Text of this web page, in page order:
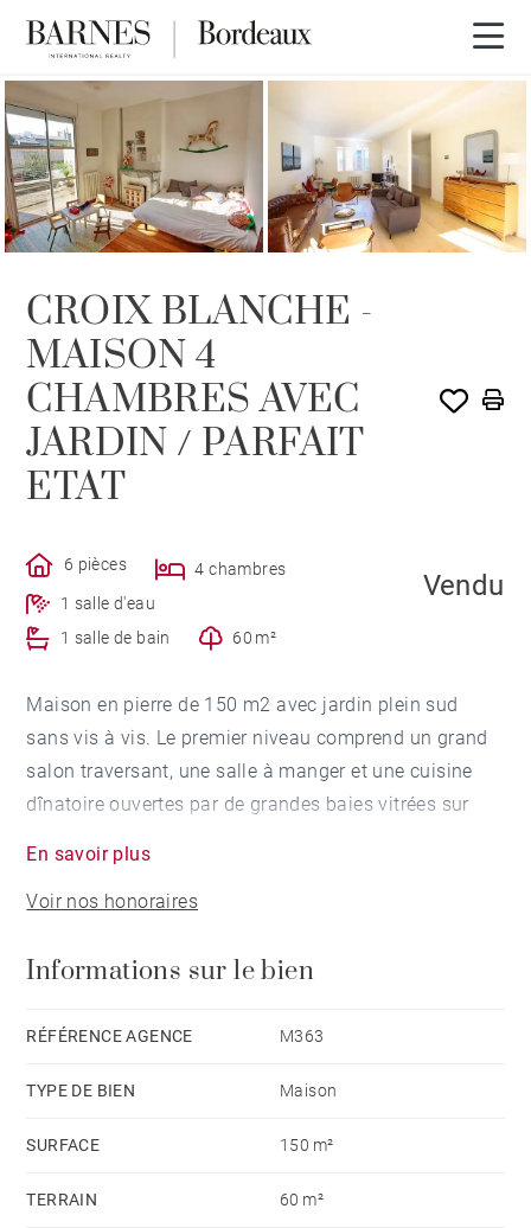
VENDU PAR BARNES
CROIX BLANCHE -
MAISON 4
CHAMBRES AVEC
JARDIN / PARFAIT
ETAT
6 pièces
4 chambres
1 salle d'eau
1 salle de bain
60 m²
Vendu
Maison en pierre de 150 m2 avec jardin plein sud
sans vis à vis. Le premier niveau comprend un grand
salon traversant, une salle à manger et une cuisine
dînatoire ouvertes par de grandes baies vitrées sur
chambres dont deux donnant sur une terrasse, une
salle de bains et une salle d'eau. Rénovation récente
En savoir plus
Voir nos honoraires
Informations sur le bien
RÉFÉRENCE AGENCE M363
TYPE DE BIEN Maison
SURFACE 150 m²
TERRAIN 60 m²